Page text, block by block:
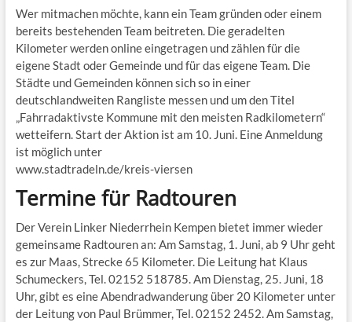
Wer mitmachen möchte, kann ein Team gründen oder einem
bereits bestehenden Team beitreten. Die geradelten
Kilometer werden online eingetragen und zählen für die
eigene Stadt oder Gemeinde und für das eigene Team. Die
Städte und Gemeinden können sich so in einer
deutschlandweiten Rangliste messen und um den Titel
„Fahrradaktivste Kommune mit den meisten Radkilometern“
wetteifern. Start der Aktion ist am 10. Juni. Eine Anmeldung
ist möglich unter
www.stadtradeln.de/kreis-viersen
Termine für Radtouren
Der Verein Linker Niederrhein Kempen bietet immer wieder
gemeinsame Radtouren an: Am Samstag, 1. Juni, ab 9 Uhr geht
es zur Maas, Strecke 65 Kilometer. Die Leitung hat Klaus
Schumeckers, Tel. 02152 518785. Am Dienstag, 25. Juni, 18
Uhr, gibt es eine Abendradwanderung über 20 Kilometer unter
der Leitung von Paul Brümmer, Tel. 02152 2452. Am Samstag,